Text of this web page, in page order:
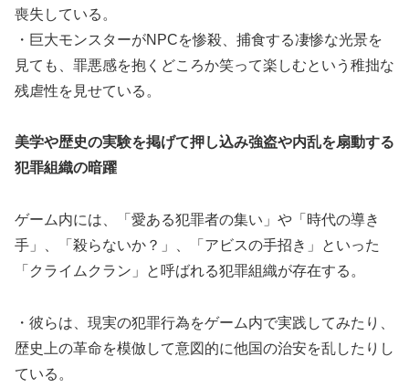
喪失している。
・巨大モンスターがNPCを惨殺、捕食する凄惨な光景を
見ても、罪悪感を抱くどころか笑って楽しむという稚拙な
残虐性を見せている。
美学や歴史の実験を掲げて押し込み強盗や内乱を扇動する
犯罪組織の暗躍
ゲーム内には、「愛ある犯罪者の集い」や「時代の導き
手」、「殺らないか？」、「アビスの手招き」といった
「クライムクラン」と呼ばれる犯罪組織が存在する。
・彼らは、現実の犯罪行為をゲーム内で実践してみたり、
歴史上の革命を模倣して意図的に他国の治安を乱したりし
ている。